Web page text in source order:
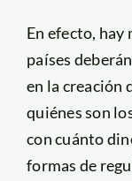
En efecto, hay
países
en la creación
quiénes son
con cuánto
formas de